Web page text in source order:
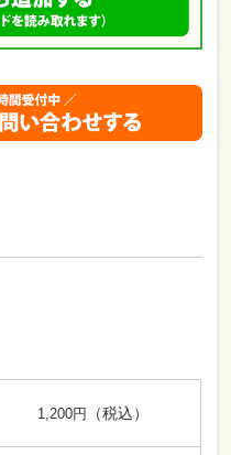
1,200円 （税込）